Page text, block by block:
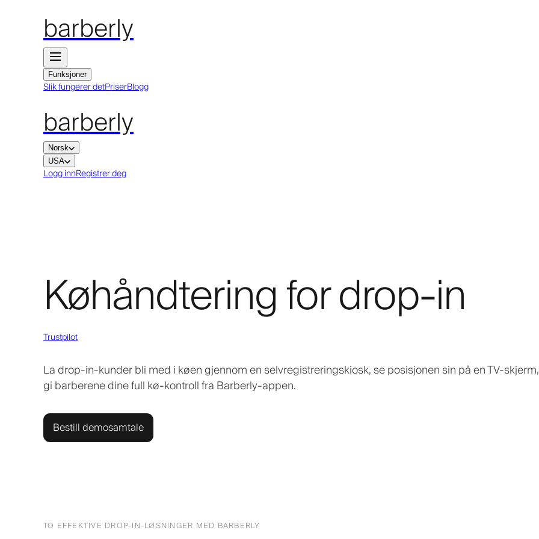
barberly
Funksjoner
Slik fungerer detPriserBlogg
barberly
Norsk
USA
Logg innRegistrer deg
Køhåndtering for drop-in
Trustpilot
La drop-in-kunder bli med i køen gjennom en selvregistreringskiosk, se posisjonen sin på en TV-
gi barberene dine full kø-kontroll fra Barberly-appen.
Bestill demosamtale
TO EFFEKTIVE DROP-IN-LØSNINGER MED BARBERLY